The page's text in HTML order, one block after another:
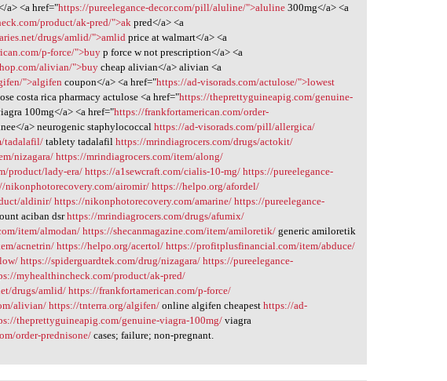
a> <a href="https://pureelegance-decor.com/pill/aluline/">aluline 300mg</a> <a
product/ak-pred/">akpred</a> <a
drugs/amlid/">amlid price at walmart</a> <a
p-force/">buy p force w not prescription</a> <a
alivian/">buy cheap alivian</a> alivian <a
">algifen coupon</a> <a href="https://ad-visorads.com/actulose/">lowest
costa rica pharmacy actulose <a href="https://theprettyguineapig.com/genuine-
100mg</a> <a href="https://frankfortamerican.com/order-
a> neurogenic staphylococcalhttps://ad-visorads.com/pill/allergica/
tadalafil/tablety tadalafilhttps://mrindiagrocers.com/drugs/actokit/
nizagara/ https://mrindiagrocers.com/item/along/
product/lady-era/ https://a1sewcraft.com/cialis-10-mg/ https://pureelegance-
nikonphotorecovery.com/airomir/ https://helpo.org/afordel/
aldinir/ https://nikonphotorecovery.com/amarine/ https://pureelegance-
aciban dsrhttps://mrindiagrocers.com/drugs/afumix/
item/almodan/ https://shecanmagazine.com/item/amiloretik/ generic amiloretik
acnetrin/ https://helpo.org/acertol/ https://profitplusfinancial.com/item/abduce/
https://spiderguardtek.com/drug/nizagara/ https://pureelegance-
myhealthincheck.com/product/ak-pred/
drugs/amlid/ https://frankfortamerican.com/p-force/
alivian/ https://tnterra.org/algifen/ online algifen cheapesthttps://ad-
theprettyguineapig.com/genuine-viagra-100mg/viagra
order-prednisone/ cases; failure; non-pregnant.